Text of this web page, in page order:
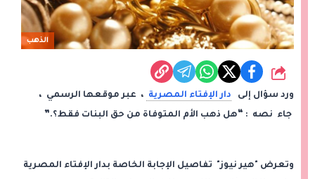
الذهب
شارك
ورد سؤال إلى دار الإفتاء المصرية ، عبر موقعها الرسمي ،
جاء نصه : “هل ذهب الأم المتوفاة من حق البنات فقط؟.”
وتعرض "هير نيوز" تفاصيل الإجابة الخاصة بدار الإفتاء المصرية